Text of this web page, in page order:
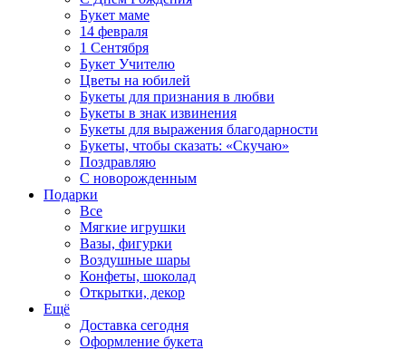
Букет маме
14 февраля
1 Сентября
Букет Учителю
Цветы на юбилей
Букеты для признания в любви
Букеты в знак извинения
Букеты для выражения благодарности
Букеты, чтобы сказать: «Скучаю»
Поздравляю
С новорожденным
Подарки
Все
Мягкие игрушки
Вазы, фигурки
Воздушные шары
Конфеты, шоколад
Открытки, декор
Ещё
Доставка сегодня
Оформление букета